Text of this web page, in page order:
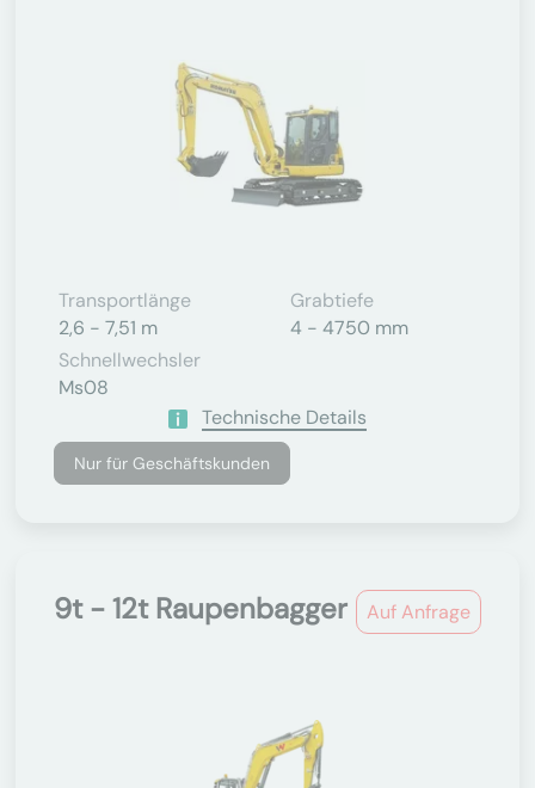
Transportlänge
2,6 - 7,51 m
Grabtiefe
4 - 4750 mm
Schnellwechsler
Ms08
Technische Details
Nur für Geschäftskunden
Auf Anfrage
9t - 12t Raupenbagger